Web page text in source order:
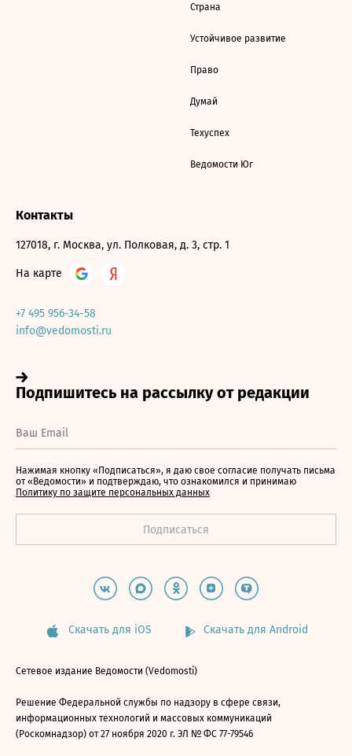
Страна
Устойчивое развитие
Право
Думай
Техуспех
Ведомости Юг
Контакты
127018, г. Москва, ул. Полковая, д. 3, стр. 1
На карте
+7 495 956-34-58
info@vedomosti.ru
Нажимая кнопку «Подписаться», я даю свое согласие получать письма
от «Ведомости» и подтверждаю, что ознакомился и принимаю
Политику по защите персональных данных
Скачать для iOS Скачать для Android
Сетевое издание Ведомости (Vedomosti)
Решение Федеральной службы по надзору в сфере связи,
информационных технологий и массовых коммуникаций
(Роскомнадзор) от 27 ноября 2020 г. ЭЛ № ФС 77-79546